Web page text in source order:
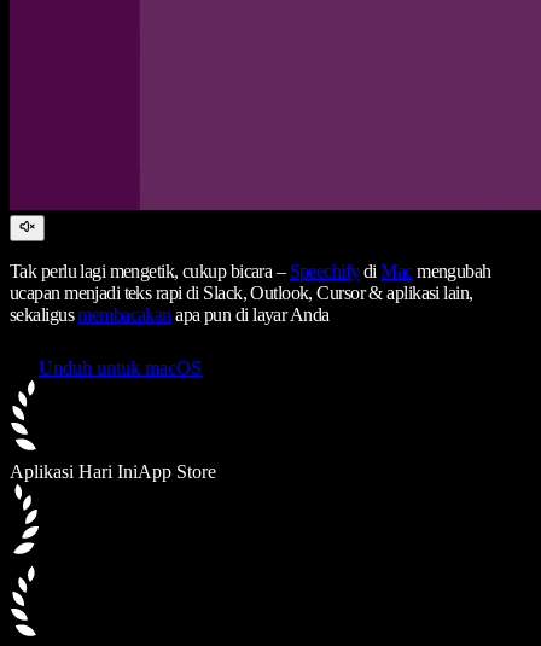
Tak perlu lagi mengetik, cukup bicara – SpeechifydiMacmengubah
ucapan menjadi teks rapi di Slack, Outlook, Cursor & aplikasi lain,
sekaligusmembacakan apa pun di layar Anda
Unduh untuk macOS
Aplikasi Hari IniApp Store